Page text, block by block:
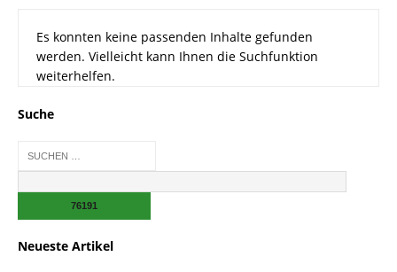
Es konnten keine passenden Inhalte gefunden
werden. Vielleicht kann Ihnen die Suchfunktion
weiterhelfen.
Suche
Neueste Artikel